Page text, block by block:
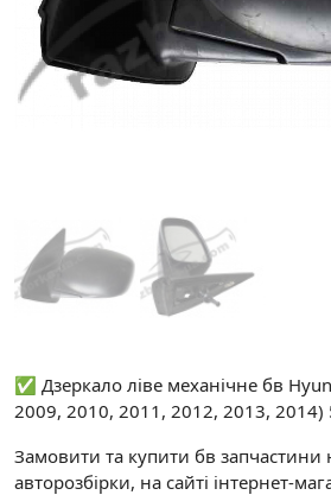
✅ Дзеркало ліве механічне бв
2009, 2010, 2011, 2012, 2013, 2014)
Замовити та купити бв
авторозбірки, на сайті інтернет-